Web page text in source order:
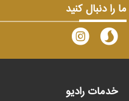
ما را دنبال کنید
خدمات رادیو